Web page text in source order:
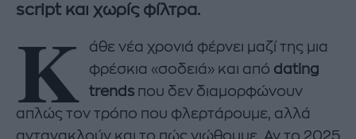
script και χωρίς φίλτρα.
Κ
άθε νέα χρονιά φέρνει μαζί της μια
φρέσκια «σοδειά» και από dating
trends που δεν διαμορφώνουν
απλώς τον τρόπο που φλερτάρουμε, αλλά
αντανακλούν και το πώς νιώθουμε. Αν το 2025